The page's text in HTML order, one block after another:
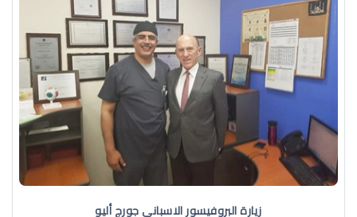
زيارة البروفيسور الاسباني جورج أليو